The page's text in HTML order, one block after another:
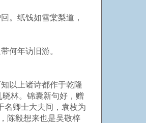
。纸钱如雪棠梨道，
何年访旧游。
以上诸诗都作于乾隆
林。锦囊新句好，赠
名卿士大夫间，袁枚为
陈毅想来也是吴敬梓